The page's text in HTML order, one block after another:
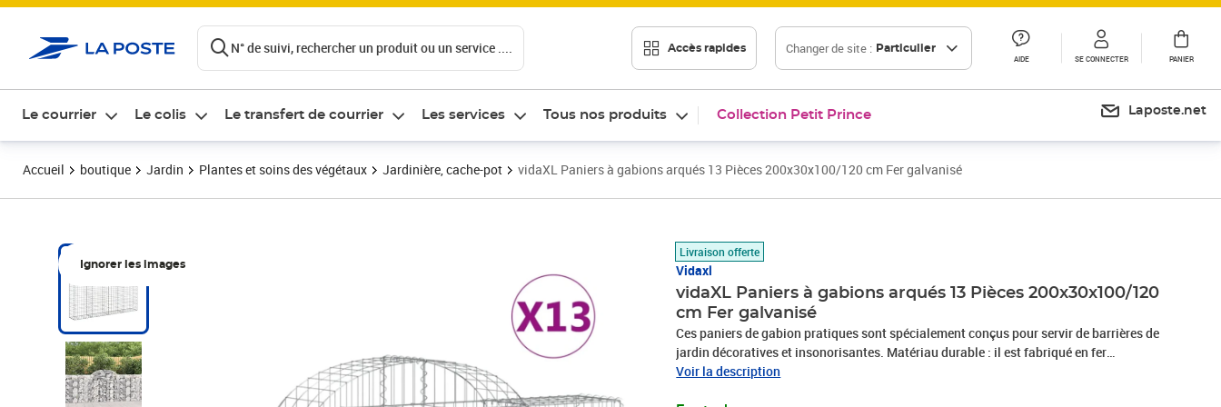
N° de suivi, rechercher un produit ou un service .... Accès rapides Changer de site : Particulier
AIDE SE CONNECTER PANIER
Le courrier Le colis Le transfert de courrier Les services Tous nos produits Collection Petit Prince Laposte.net
Accueil boutique Jardin Plantes et soins des végétaux Jardinière, cache-pot vidaXL Paniers à gabions arqués 13 Pièces 200x30x100/120 cm Fer galvanisé
Ignorer les images
Livraison offerte
Vidaxl
vidaXL Paniers à gabions arqués 13 Pièces 200x30x100/120
cm Fer galvanisé
Ces paniers de gabion pratiques sont spécialement conçus pour servir de barrières de
jardin décoratives et insonorisantes. Matériau durable : il est fabriqué en fer
galvanisé résistant à la corrosion pour plus de stabilité et de durabilité, et avec un
Voir la description
Prix barré 1001,99 €
Prix 889,63€